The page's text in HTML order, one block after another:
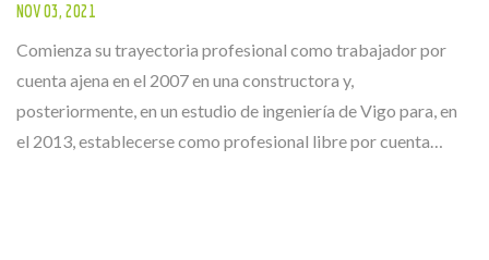
NOV 03, 2021
Comienza su trayectoria profesional como trabajador por
cuenta ajena en el 2007 en una constructora y,
posteriormente, en un estudio de ingeniería de Vigo para, en
el 2013, establecerse como profesional libre por cuenta…